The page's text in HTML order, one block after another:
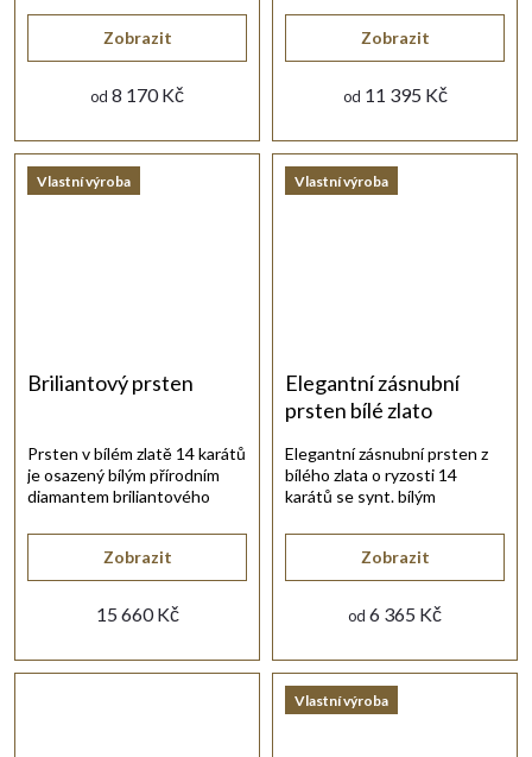
od 8 170 Kč
Zobrazit
od 11 395 Kč
Zobrazit
Vlastní výroba
Briliantový prsten
15 660 Kč
Zobrazit
Prsten v bílém zlatě 14 karátů
je osazený bílým přírodním
diamantem briliantového
Vlastní výroba
Elegantní zásnubní
prsten bílé zlato
od 6 365 Kč
Zobrazit
Elegantní zásnubní prsten z
bílého zlata o ryzosti 14
karátů se synt. bílým
Vlastní výroba